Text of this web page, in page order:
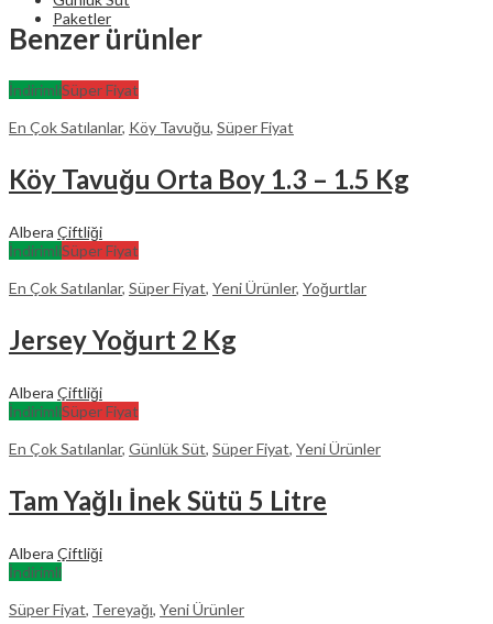
Paketler
Benzer ürünler
İndirimliSüper Fiyat
En Çok Satılanlar, Köy Tavuğu, Süper Fiyat
Köy Tavuğu Orta Boy 1.3 – 1.5 Kg
Albera Çiftliği
İndirimliSüper Fiyat
En Çok Satılanlar, Süper Fiyat, Yeni Ürünler, Yoğurtlar
Jersey Yoğurt 2 Kg
Albera Çiftliği
İndirimliSüper Fiyat
En Çok Satılanlar, Günlük Süt, Süper Fiyat, Yeni Ürünler
Tam Yağlı İnek Sütü 5 Litre
Albera Çiftliği
İndirimli
Süper Fiyat, Tereyağı, Yeni Ürünler